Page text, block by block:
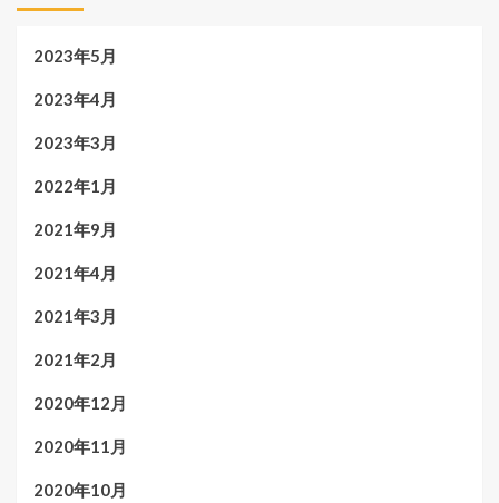
2023年5月
2023年4月
2023年3月
2022年1月
2021年9月
2021年4月
2021年3月
2021年2月
2020年12月
2020年11月
2020年10月